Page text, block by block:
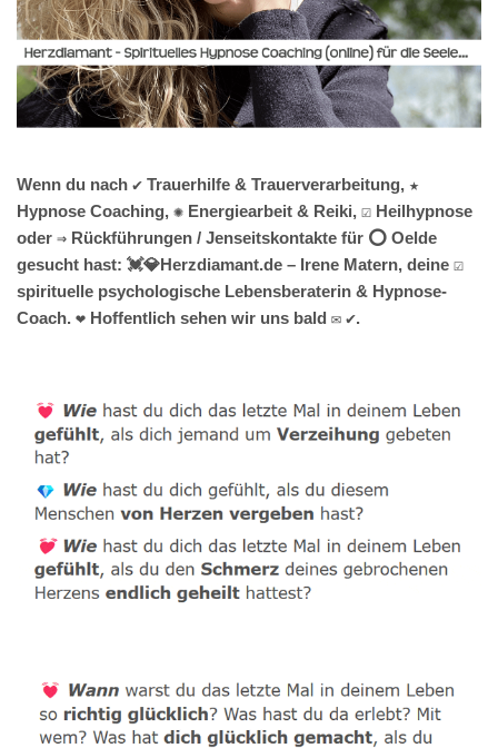
Wenn du nach ✔️ Trauerhilfe & Trauerverarbeitung, ★
Hypnose Coaching, ✺ Energiearbeit & Reiki, ☑️ Heilhypnose
oder ⇒ Rückführungen / Jenseitskontakte für ⭕ Oelde
gesucht hast: 💓️💎Herzdiamant.de – Irene Matern, deine ☑️
spirituelle psychologische Lebensberaterin & Hypnose-
Coach. ❤ Hoffentlich sehen wir uns bald ✉ ✔.